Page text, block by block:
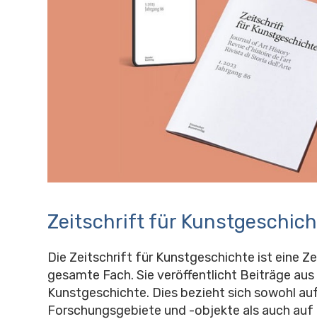
Zeitschrift für
Die Zeitschrift für Kunstgeschichte ist eine
gesamte Fach. Sie veröffentlicht Beiträge aus
Kunstgeschichte. Dies bezieht sich sowohl
Forschungsgebiete und -objekte als auch